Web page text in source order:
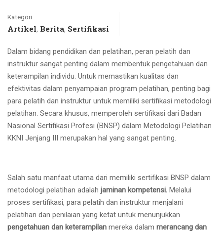
Kategori
Artikel, Berita, Sertifikasi
Dalam bidang pendidikan dan pelatihan, peran pelatih dan
instruktur sangat penting dalam membentuk pengetahuan dan
keterampilan individu. Untuk memastikan kualitas dan
efektivitas dalam penyampaian program pelatihan, penting bagi
para pelatih dan instruktur untuk memiliki sertifikasi metodologi
pelatihan. Secara khusus, memperoleh sertifikasi dari Badan
Nasional Sertifikasi Profesi (BNSP) dalam Metodologi Pelatihan
KKNI Jenjang III merupakan hal yang sangat penting.
Salah satu manfaat utama dari memiliki sertifikasi BNSP dalam
metodologi pelatihan adalah jaminan kompetensi. Melalui
proses sertifikasi, para pelatih dan instruktur menjalani
pelatihan dan penilaian yang ketat untuk menunjukkan
pengetahuan dan keterampilan mereka dalam merancang dan